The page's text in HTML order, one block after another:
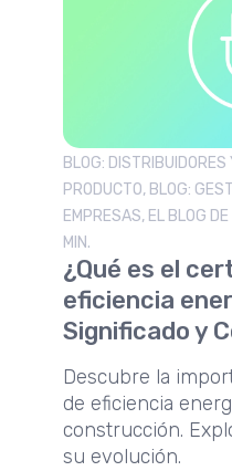
BLOG: DISTRIBUIDORES
PRODUCTO, BLOG:
EMPRESAS, EL BLOG
MIN.
¿Qué es el
eficiencia
Significado y
Descubre la
de eficiencia
construcción.
su evolución.